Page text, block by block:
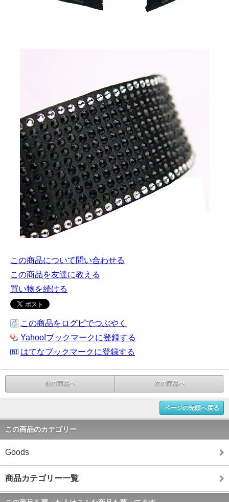
この商品について問い合わせる
この商品を友達に教える
買い物を続ける
この商品をログピでつぶやく
Yahoo!ブックマークに登録する
はてなブックマークに登録する
前の商品へ 次の商品へ
ページの先頭へ戻る
この商品のカテゴリー
Goods
商品カテゴリー一覧